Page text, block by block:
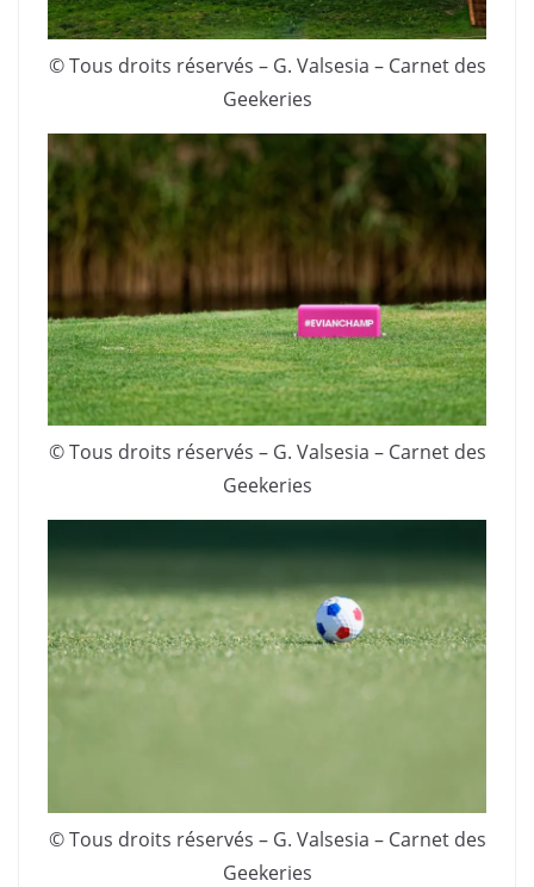
© Tous droits réservés – G. Valsesia – Carnet des
Geekeries
© Tous droits réservés – G. Valsesia – Carnet des
Geekeries
© Tous droits réservés – G. Valsesia – Carnet des
Geekeries